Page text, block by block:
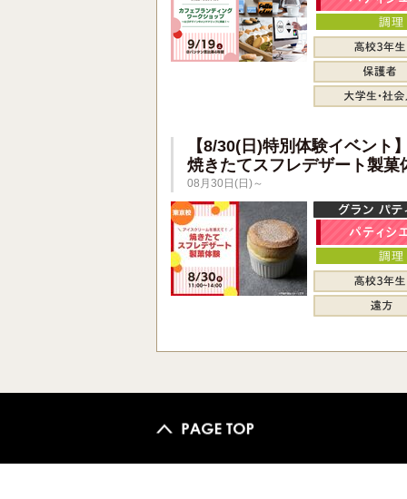
【8/30(日)特別体験イベント
焼きたてスフレデザート製菓
08月30日(日)～